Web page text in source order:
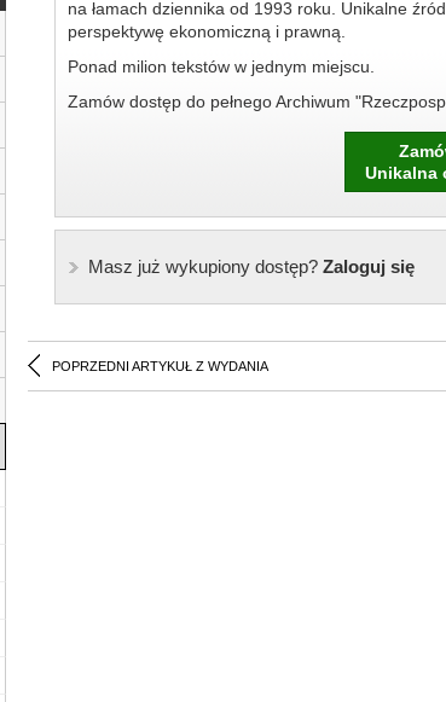
na łamach dziennika od 1993 roku. Unikalne
perspektywę ekonomiczną i prawną.
Ponad milion tekstów w jednym miejscu.
Zamów dostęp do pełnego Archiwum
Unikalna
Masz już wykupiony dostęp?Zaloguj się
POPRZEDNI ARTYKUŁ Z WYDANIA